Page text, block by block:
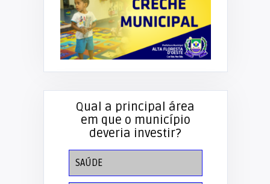
Qual a principal área
em que o município
deveria investir?
SAÚDE